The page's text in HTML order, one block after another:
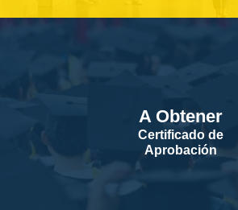
A Obtener
Certificado de
Aprobación